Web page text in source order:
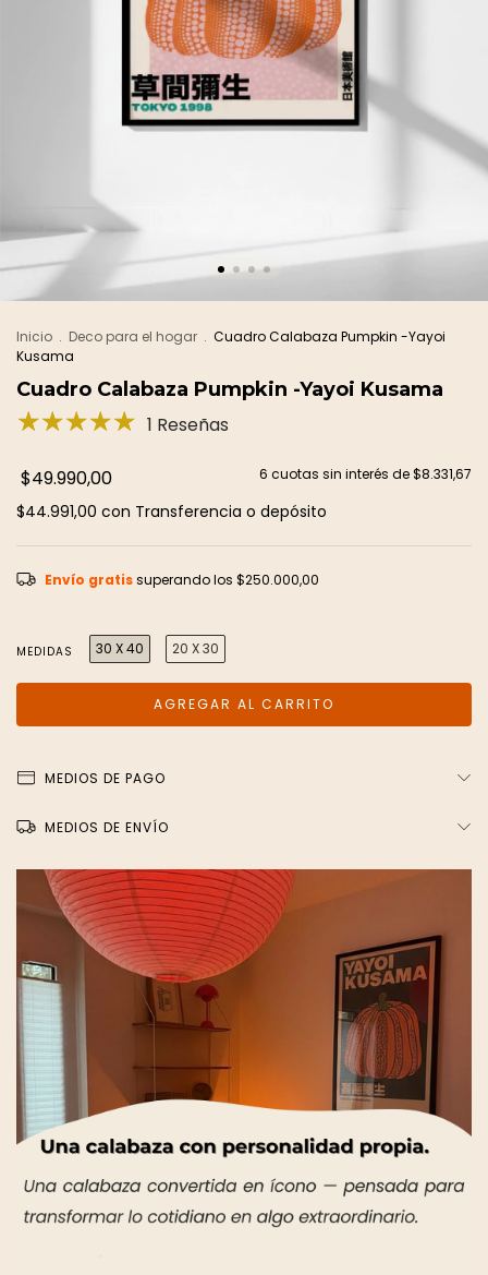
Inicio . Deco para el hogar . Cuadro Calabaza Pumpkin -Yayoi
Kusama
Cuadro Calabaza Pumpkin -Yayoi Kusama
1 Reseñas
$49.990,00 6 cuotas sin interés de$8.331,67
$44.991,00 con Transferencia o depósito
Envío gratis superando los $250.000,00
MEDIDAS 30 X 40 20 X 30
MEDIOS DE PAGO
MEDIOS DE ENVÍO